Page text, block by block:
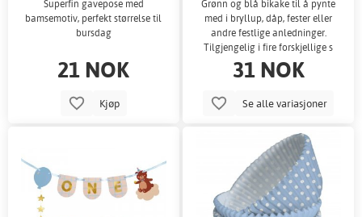
Superfin gavepose med
bamsemotiv, perfekt størrelse til
bursdag
21 NOK
Kjøp
Grønn og blå bikake til å pynte
med i bryllup, dåp, fester eller
andre festlige anledninger.
Tilgjengelig i fire forskjellige s
31 NOK
Se alle variasjoner